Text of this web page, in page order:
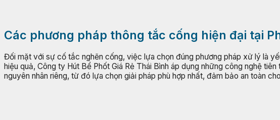
Các phương pháp thông tắc cống hiện đại tại
Đối mặt với sự cố tắc nghẽn cống, việc lựa chọn đúng phương pháp xử lý là
hiệu quả, Công ty Hút Bể Phốt Giá Rẻ Thái Bình áp dụng những công nghệ
nguyên nhân riêng, từ đó lựa chọn giải pháp phù hợp nhất, đảm bảo an toàn